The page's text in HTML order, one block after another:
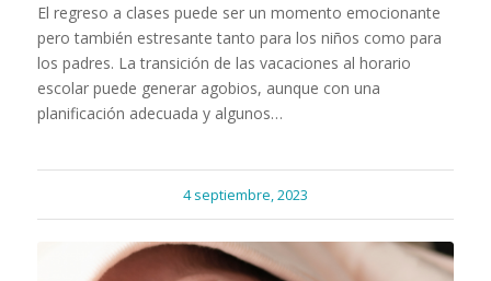
El regreso a clases puede ser un momento emocionante
pero también estresante tanto para los niños como para
los padres. La transición de las vacaciones al horario
escolar puede generar agobios, aunque con una
planificación adecuada y algunos…
4 septiembre, 2023